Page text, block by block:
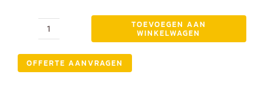
Boombank
grijs
TOEVOEGEN AAN
WINKELWAGEN
OFFERTE AANVRAGEN